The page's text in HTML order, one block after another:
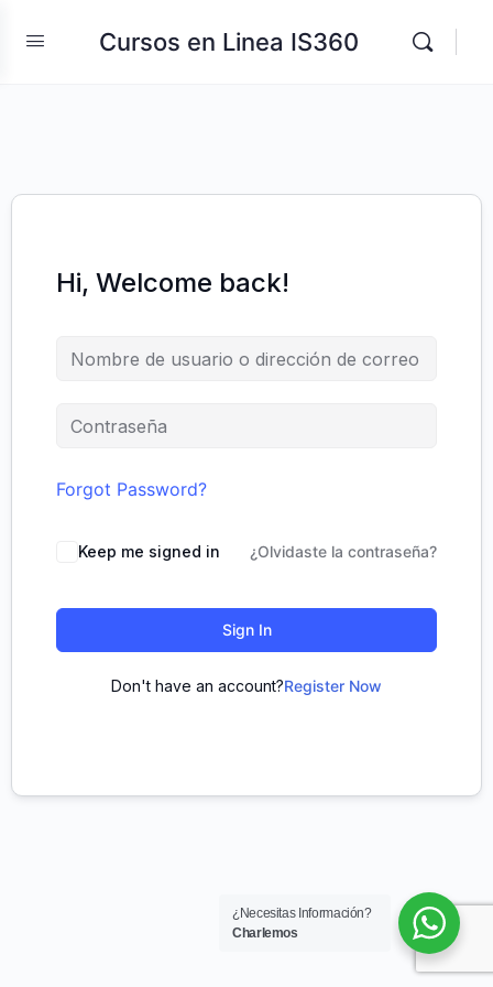
Cursos en Linea IS360
Hi, Welcome back!
Forgot Password?
Keep me signed in ¿Olvidaste la contraseña?
Sign In
Don't have an account?Register Now
¿Necesitas Información?
Charlemos